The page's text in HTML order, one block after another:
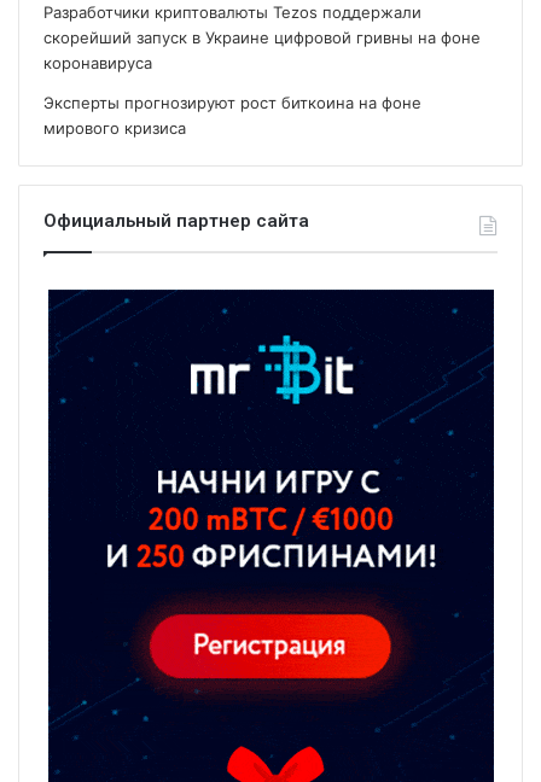
Разработчики криптовалюты Tezos поддержали
скорейший запуск в Украине цифровой гривны на фоне
коронавируса
Эксперты прогнозируют рост биткоина на фоне
мирового кризиса
Официальный партнер сайта